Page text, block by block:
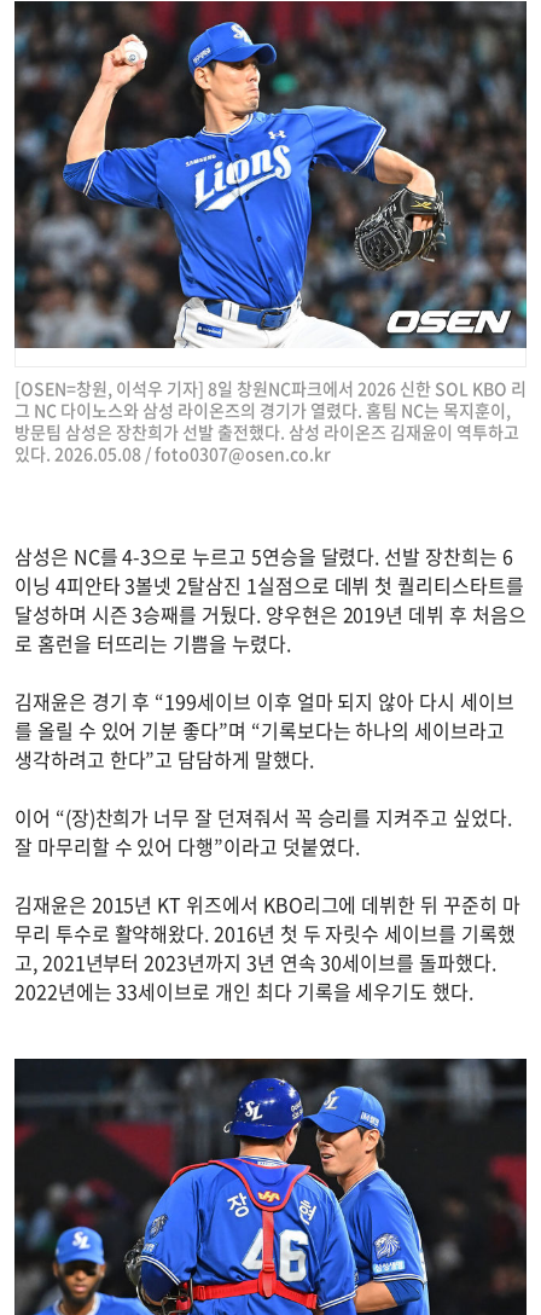
[OSEN=창원, 이석우 기자] 8일 창원NC파크에서 2026 신한 SOL KBO 리
그 NC 다이노스와 삼성 라이온즈의 경기가 열렸다. 홈팀 NC는 목지훈이,
방문팀 삼성은 장찬희가 선발 출전했다. 삼성 라이온즈 김재윤이 역투하고
있다. 2026.05.08 /foto0307@osen.co.kr
삼성은 NC를 4-3으로 누르고 5연승을 달렸다. 선발 장찬희는 6
이닝 4피안타 3볼넷 2탈삼진 1실점으로 데뷔 첫 퀄리티스타트를
달성하며 시즌 3승째를 거뒀다. 양우현은 2019년 데뷔 후 처음으
로 홈런을 터뜨리는 기쁨을 누렸다.
김재윤은 경기 후 “199세이브 이후 얼마 되지 않아 다시 세이브
를 올릴 수 있어 기분 좋다”며 “기록보다는 하나의 세이브라고
생각하려고 한다”고 담담하게 말했다.
이어 “(장)찬희가 너무 잘 던져줘서 꼭 승리를 지켜주고 싶었다.
잘 마무리할 수 있어 다행”이라고 덧붙였다.
김재윤은 2015년 KT 위즈에서 KBO리그에 데뷔한 뒤 꾸준히 마
무리 투수로 활약해왔다. 2016년 첫 두 자릿수 세이브를 기록했
고, 2021년부터 2023년까지 3년 연속 30세이브를 돌파했다.
2022년에는 33세이브로 개인 최다 기록을 세우기도 했다.